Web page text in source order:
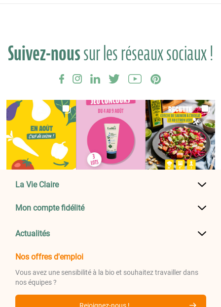
Suivez-noussur les réseaux sociaux !
La Vie Claire
Mon compte fidélité
Actualités
Nos offres d'emploi
Vous avez une sensibilité à la bio et souhaitez travailler dans
nos équipes ?